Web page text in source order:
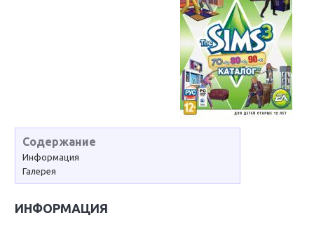
Содержание
Информация
Галерея
ИНФОРМАЦИЯ